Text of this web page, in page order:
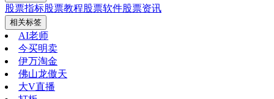
股票指标股票教程股票软件股票资讯
相关标签
AI老师
今买明卖
伊万淘金
佛山龙傲天
大V直播